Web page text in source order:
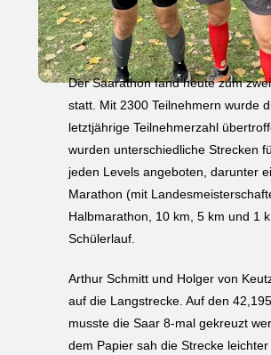
Der Saarathon fand heute zum
statt. Mit 2300 Teilnehmern wurde
letztjährige Teilnehmerzahl
wurden unterschiedliche Strecken
jeden Levels angeboten, darunter
Marathon (mit
Halbmarathon, 10 km, 5 km und 1
Schülerlauf.
Arthur Schmitt und Holger von
auf die Langstrecke. Auf den
musste die Saar 8-mal gekreuzt
dem Papier sah die Strecke